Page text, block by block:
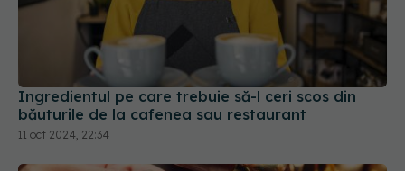
Ingredientul pe care trebuie să-l ceri scos din
băuturile de la cafenea sau restaurant
11 oct 2024, 22:34